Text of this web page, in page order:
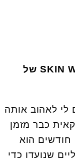
SKIN WRINKLE TREATMENT NO.25 של
לי לאהוב אותה
כבר מזמן
הוא
שנועדו כדי